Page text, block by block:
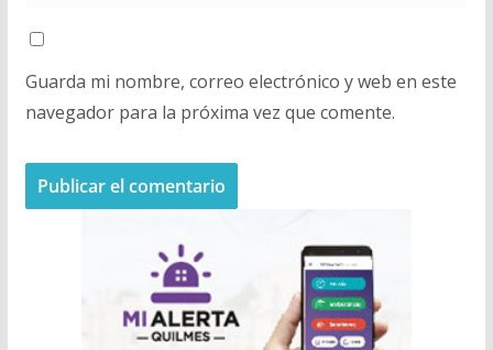
Guarda mi nombre, correo electrónico y web en este
navegador para la próxima vez que comente.